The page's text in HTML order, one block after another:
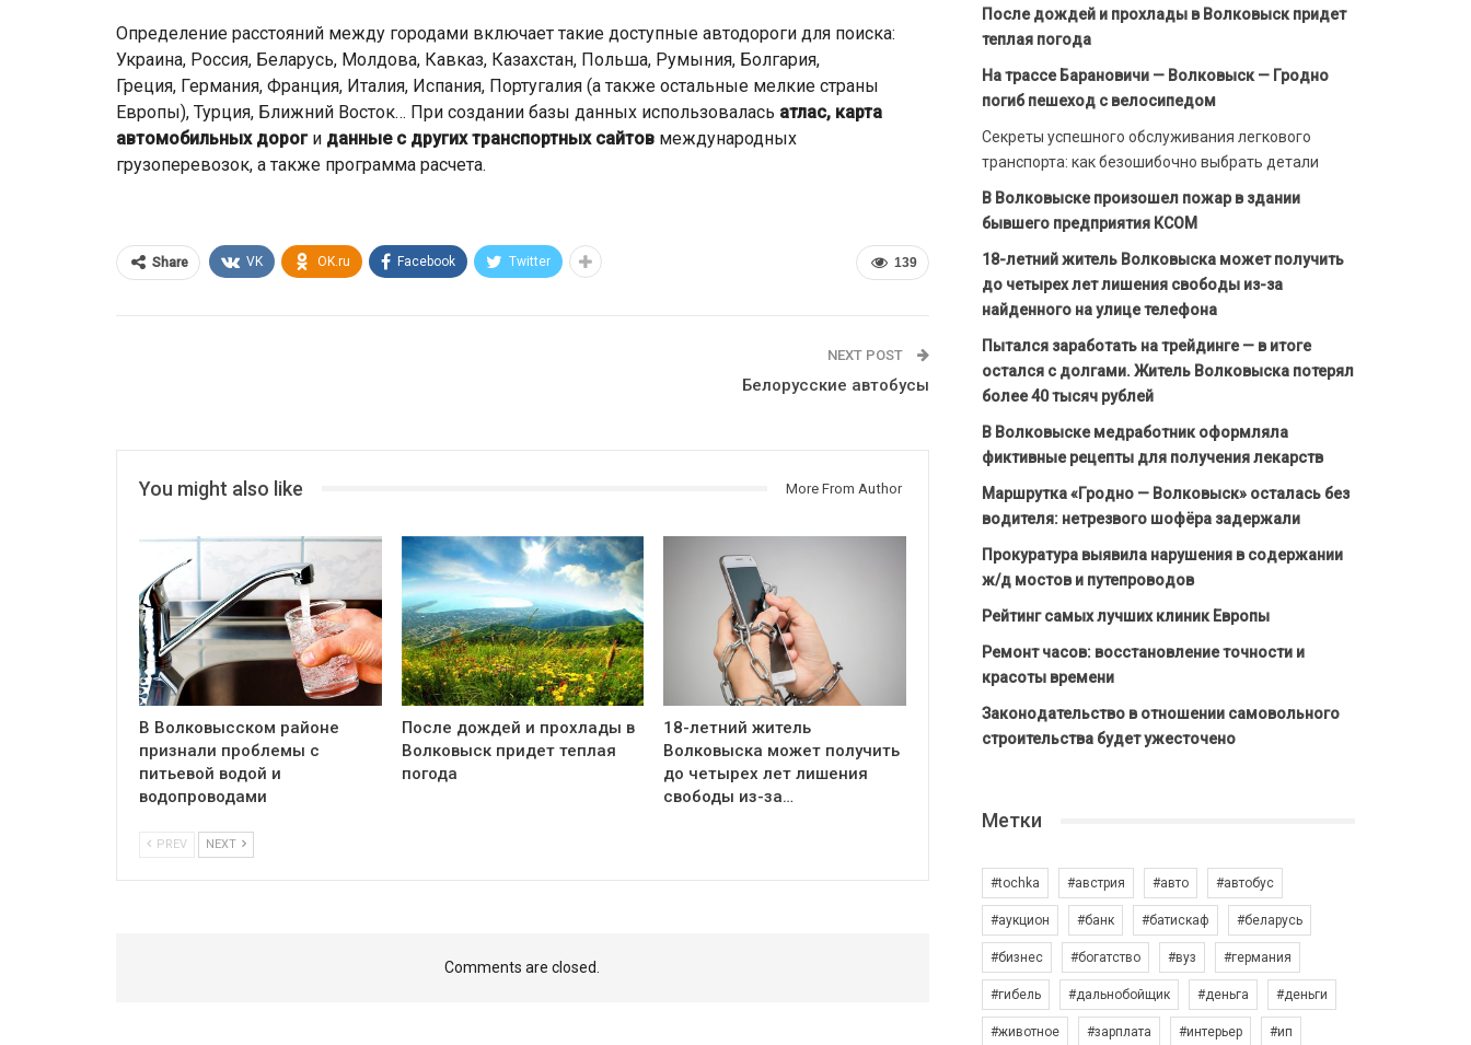
Определение расстояний между городами включает такие доступные автодороги для поиска:
Украина, Россия, Беларусь, Молдова, Кавказ, Казахстан, Польша, Румыния, Болгария,
Греция, Германия, Франция, Италия, Испания, Португалия (а также остальные мелкие страны
Европы), Турция, Ближний Восток… При создании базы данных использовалась атлас, карта
автомобильных дороги данные с других транспортных сайтов международных
грузоперевозок, а также программа расчета.
139
Share VK OK.ru Facebook Twitter
NEXT POST
Белорусские автобусы
You might also like More From Author
В Волковысском районе
признали проблемы с
питьевой водой и
водопроводами
После дождей и прохлады в
Волковыск придет теплая
погода
18-летний житель
Волковыска может получить
до четырех лет лишения
свободы из-за…
PREV NEXT
Comments are closed.
После дождей и прохлады в Волковыск придет
теплая погода
На трассе Барановичи — Волковыск — Гродно
погиб пешеход с велосипедом
Секреты успешного обслуживания легкового
транспорта: как безошибочно выбрать детали
В Волковыске произошел пожар в здании
бывшего предприятия КСОМ
18-летний житель Волковыска может получить
до четырех лет лишения свободы из-за
найденного на улице телефона
Пытался заработать на трейдинге — в итоге
остался с долгами. Житель Волковыска потерял
более 40 тысяч рублей
В Волковыске медработник оформляла
фиктивные рецепты для получения лекарств
Маршрутка «Гродно — Волковыск» осталась без
водителя: нетрезвого шофёра задержали
Прокуратура выявила нарушения в содержании
ж/д мостов и путепроводов
Рейтинг самых лучших клиник Европы
Ремонт часов: восстановление точности и
красоты времени
Законодательство в отношении самовольного
строительства будет ужесточено
Метки
#tochka #австрия #авто #автобус
#аукцион #банк #батискаф #беларусь
#бизнес #богатство #вуз #германия
#гибель #дальнобойщик #деньга #деньги
#животное #зарплата #интерьер #ип